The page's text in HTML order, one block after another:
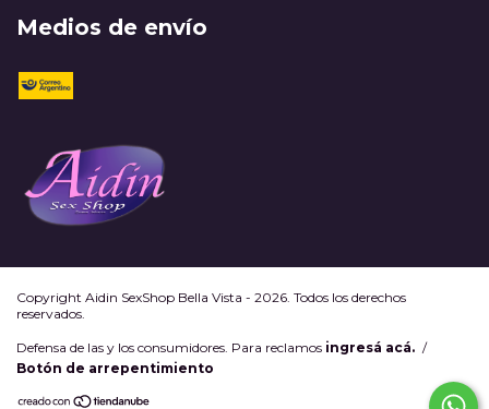
Medios de envío
Copyright Aidin SexShop Bella Vista - 2026. Todos los derechos
reservados.
Defensa de las y los consumidores. Para reclamos ingresá acá. /
Botón de arrepentimiento